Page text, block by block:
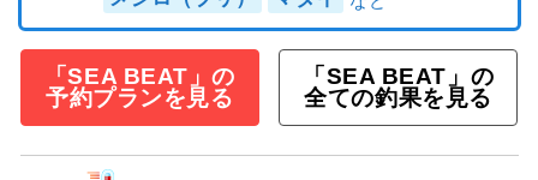
「SEA BEAT」の
予約プランを見る
「SEA BEAT」の
全ての釣果を見る